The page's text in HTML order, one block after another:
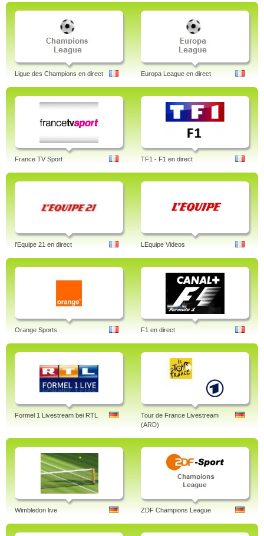
Ligue des Champions en direct Europa League en direct
France TV Sport TF1 - F1 en direct
l'Equipe 21 en direct LEquipe Videos
Orange Sports F1 en direct
Formel 1 Livestream bei RTL
Tour de France Livestream
(ARD)
Wimbledon live ZDF Champions League